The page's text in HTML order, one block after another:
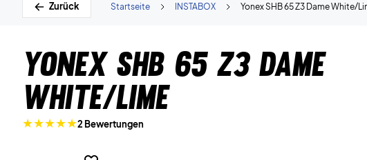
Zurück Yonex SHB 65 Z3 Dame White/
INSTABOX
Startseite
Yonex SHB 65 Z3 Dame
White/Lime
2 Bewertungen